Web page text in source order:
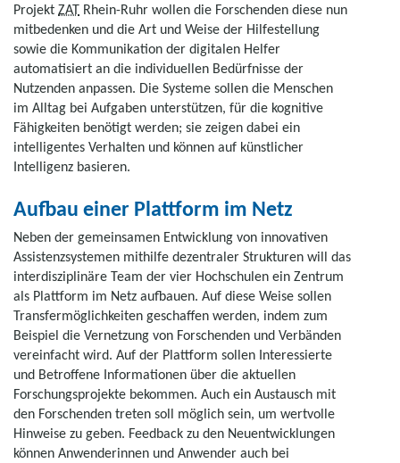
Projekt ZAT Rhein-Ruhr wollen die Forschenden diese nun
mitbedenken und die Art und Weise der Hilfestellung
sowie die Kommunikation der digitalen Helfer
automatisiert an die individuellen Bedürfnisse der
Nutzenden anpassen. Die Systeme sollen die Menschen
im Alltag bei Aufgaben unterstützen, für die kognitive
Fähigkeiten benötigt werden; sie zeigen dabei ein
intelligentes Verhalten und können auf künstlicher
Intelligenz basieren.
Aufbau einer Plattform im Netz
Neben der gemeinsamen Entwicklung von innovativen
Assistenzsystemen mithilfe dezentraler Strukturen will das
interdisziplinäre Team der vier Hochschulen ein Zentrum
als Plattform im Netz aufbauen. Auf diese Weise sollen
Transfermöglichkeiten geschaffen werden, indem zum
Beispiel die Vernetzung von Forschenden und Verbänden
vereinfacht wird. Auf der Plattform sollen Interessierte
und Betroffene Informationen über die aktuellen
Forschungsprojekte bekommen. Auch ein Austausch mit
den Forschenden treten soll möglich sein, um wertvolle
Hinweise zu geben. Feedback zu den Neuentwicklungen
können Anwenderinnen und Anwender auch bei